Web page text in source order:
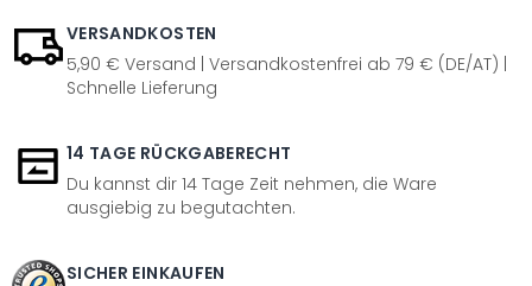
VERSANDKOSTEN
5,90 € Versand | Versandkostenfrei ab 79 € (DE/AT) |
Schnelle Lieferung
14 TAGE RÜCKGABERECHT
Du kannst dir 14 Tage Zeit nehmen, die Ware
ausgiebig zu begutachten.
SICHER EINKAUFEN